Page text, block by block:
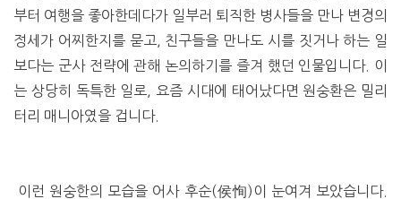
부터 여행을 좋아한데다가 일부러 퇴직한 병사들을 만나 변경의
정세가 어찌한지를 묻고, 친구들을 만나도 시를 짓거나 하는 일
보다는 군사 전략에 관해 논의하기를 즐겨 했던 인물입니다. 이
는 상당히 독특한 일로, 요즘 시대에 태어났다면 원숭환은 밀리
터리 매니아였을 겁니다.
이런 원숭한의 모습을 어사 후순(侯恂)이 눈여겨 보았습니다.